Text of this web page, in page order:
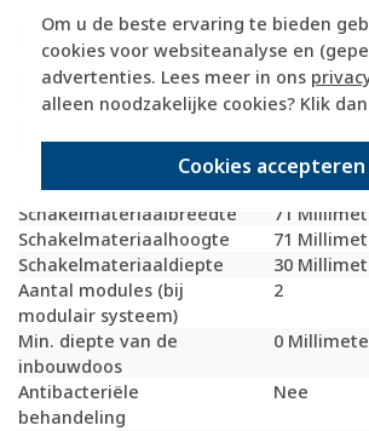
Om u de beste ervaring te bieden
cookies voor websiteanalyse en
advertenties. Lees meer in ons
alleen noodzakelijke cookies? Klik dan
Cookies accepteren
Slagvastheid
IK05
Incl. connectoren
Nee
Draagring
Ja
Transparant
Nee
Uitvoering oppervlakte
Glanzend
beschermingsgraad (IP)
IP20
Schakelmateriaalbreedte
71
Schakelmateriaalhoogte
71
Schakelmateriaaldiepte
30
Aantal modules (bij
modulair systeem)
2
Min. diepte van de
inbouwdoos
0
Antibacteriële
behandeling
Nee